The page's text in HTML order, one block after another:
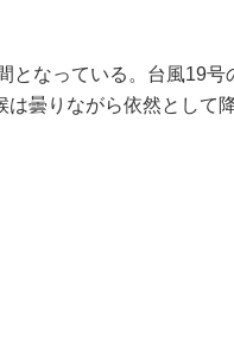
なっている。台風19号
曇りながら依然として